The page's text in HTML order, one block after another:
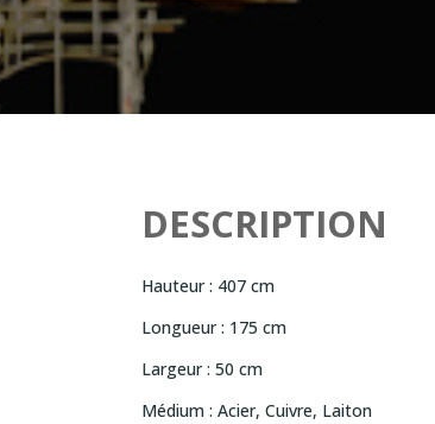
DESCRIPTION
Hauteur : 407 cm
Longueur : 175 cm
Largeur : 50 cm
Médium : Acier, Cuivre, Laiton